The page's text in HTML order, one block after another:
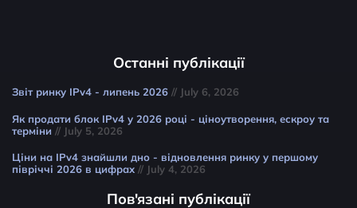
Останні публікації
Звіт ринку IPv4 - липень 2026 // July 6, 2026
Як продати блок IPv4 у 2026 році - ціноутворення, ескроу та
терміни // July 5, 2026
Ціни на IPv4 знайшли дно - відновлення ринку у першому
півріччі 2026 в цифрах // July 4, 2026
Пов'язані публікації